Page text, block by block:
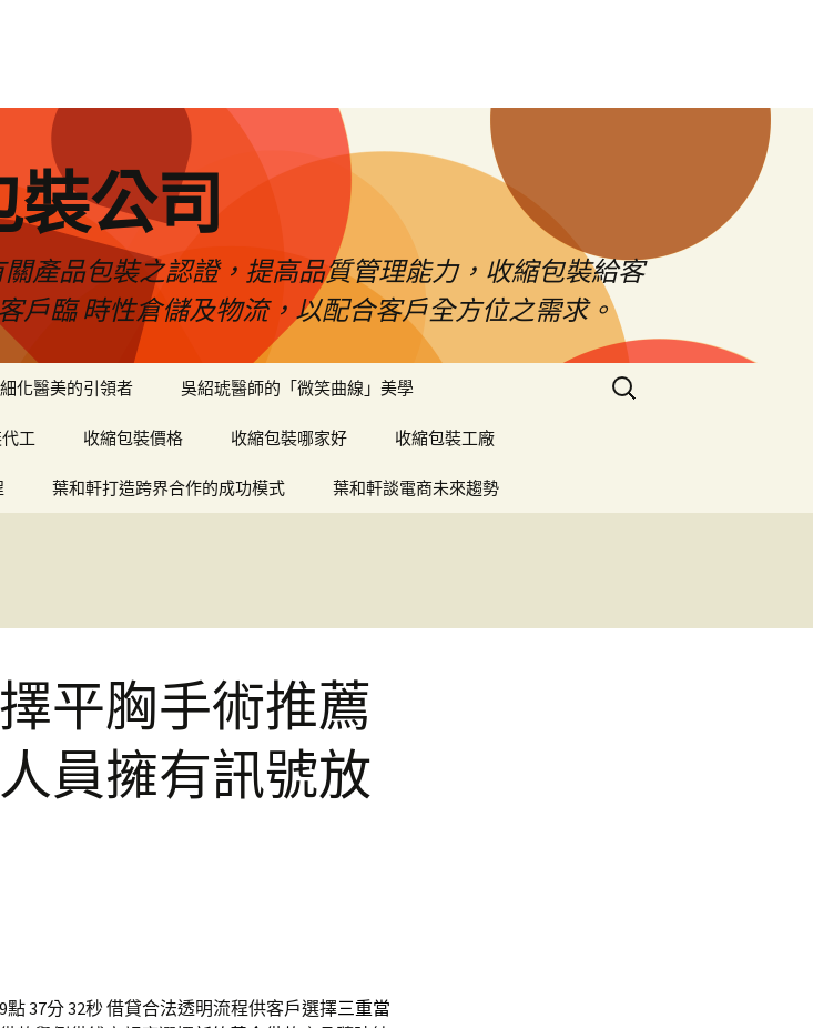
裝公司
產品包裝之認證，提高品質管理能力，收縮包裝給客
戶臨 時性倉儲及物流，以配合客戶全方位之需求。
化醫美的引領者 吳紹琥醫師的「微笑曲線」美學
工 收縮包裝價格 收縮包裝哪家好 收縮包裝工廠
葉和軒打造跨界合作的成功模式 葉和軒談電商未來趨勢
搜
尋
平胸手術推薦
員擁有訊號放
37分 32秒借貸合法透明流程供客戶選擇三重當